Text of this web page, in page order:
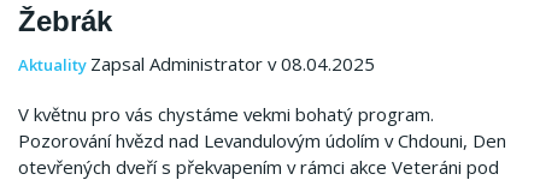
Žebrák
Aktuality Zapsal Administrator v 08.04.2025
V květnu pro vás chystáme vekmi bohatý program.
Pozorování hvězd nad Levandulovým údolím v Chdouni, Den
otevřených dveří s překvapením v rámci akce Veteráni pod